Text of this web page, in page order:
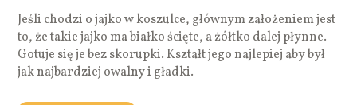
Jeśli chodzi o jajko w koszulce, głównym założeniem jest
to, że takie jajko ma białko ścięte, a żółtko dalej płynne.
Gotuje się je bez skorupki. Kształt jego najlepiej aby był
jak najbardziej owalny i gładki.